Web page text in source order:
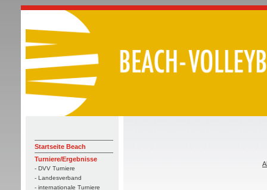
Startseite Beach
Turniere/Ergebnisse
- DVV Turniere
- Landesverband
- internationale Turniere